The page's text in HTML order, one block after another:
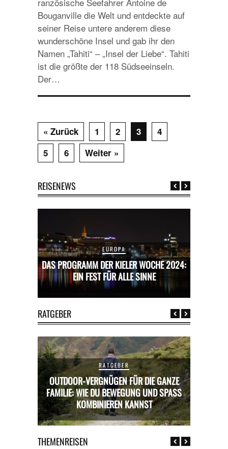
Bouganville die Welt und entdeckte auf
seiner Reise untere anderem diese
wunderschöne Insel und gab ihr den
Namen „Tahiti“ – „Insel der Liebe“. Tahiti
ist die größte der 118 Südseeinseln.
Der…
« Zurück 1 2 3
4
5
6 Weiter »
REISENEWS
EUROPA
DAS PROGRAMM DER KIELER WOCHE 2024:
EIN FEST FÜR ALLE SINNE
RATGEBER
RATGEBER
OUTDOOR-VERGNÜGEN FÜR DIE GANZE
FAMILIE: WIE DU BEWEGUNG UND SPASS K
OMBINIEREN KANNST
THEMENREISEN